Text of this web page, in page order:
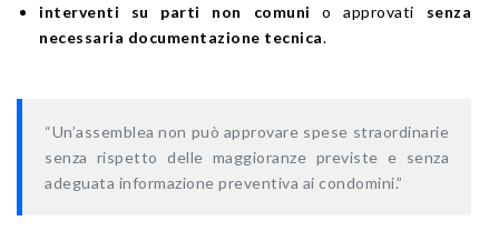
interventi su parti non comuni o approvati senza
necessaria documentazione tecnica.
“Un’assemblea non può approvare spese straordinarie
senza rispetto delle maggioranze previste e senza
adeguata informazione preventiva ai condomini.”